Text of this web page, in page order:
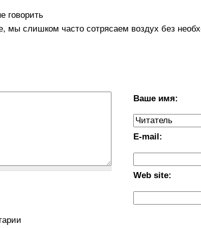
говорить
мы слишком часто сотрясаем воздух без
Ваше имя:
E-mail:
Web site: